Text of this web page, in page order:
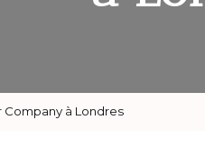
Company à Londres